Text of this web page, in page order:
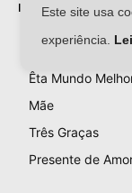
Este site usa
experiência.
NOVELAS
Coração
Êta Mundo
Mãe
Três Graças
Presente de